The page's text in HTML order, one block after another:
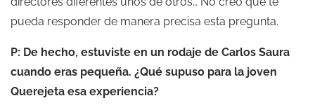
pueda responder de manera precisa esta pregunta.
P: De hecho, estuviste en un rodaje de Carlos Saura
cuando eras pequeña. ¿Qué supuso para la joven
Querejeta esa experiencia?